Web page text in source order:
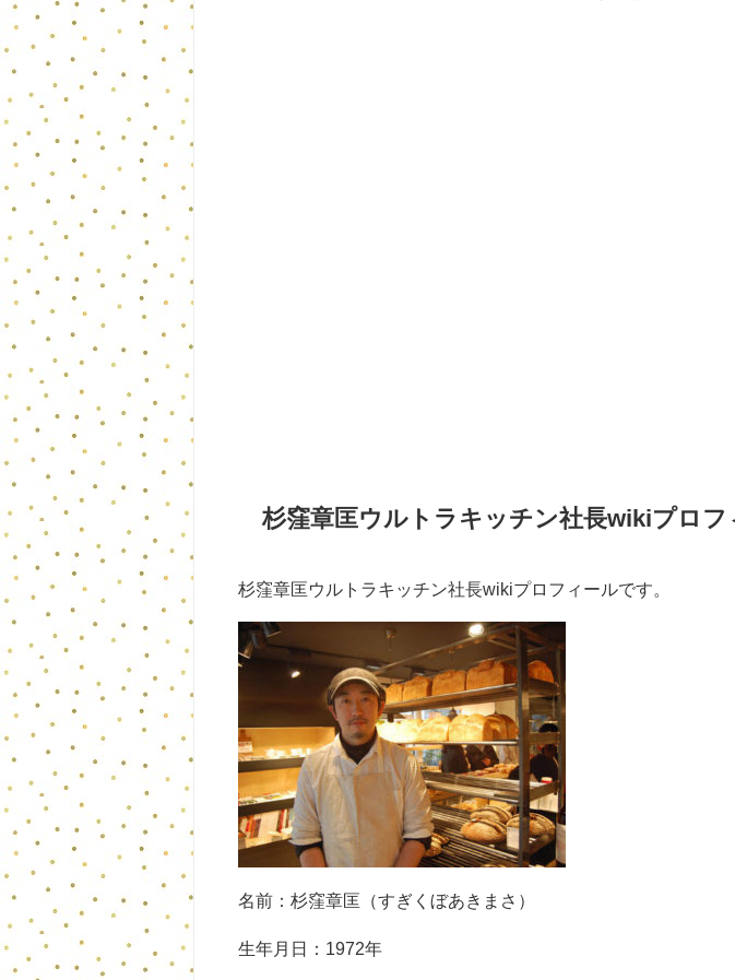
杉窪章匡ウルトラキッチン社長wikiプロフ
杉窪章匡ウルトラキッチン社長wikiプロフィールです。
名前：杉窪章匡（すぎくぼあきまさ）
生年月日：1972年